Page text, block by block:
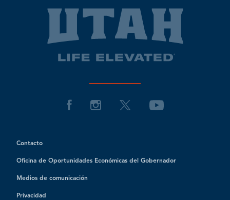
Contacto
Oficina de Oportunidades Económicas del Gobernador
Medios de comunicación
Privacidad